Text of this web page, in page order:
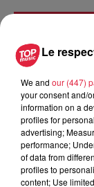
FRENCH
LA SAISON
Espace René
souhaitée au +
Chant : Nicolas
Ripault ; Banjo /
Le
We and our (447)
your consent and/
information on a
profiles for
advertising;
performance;
of data from
profiles to
content; Use